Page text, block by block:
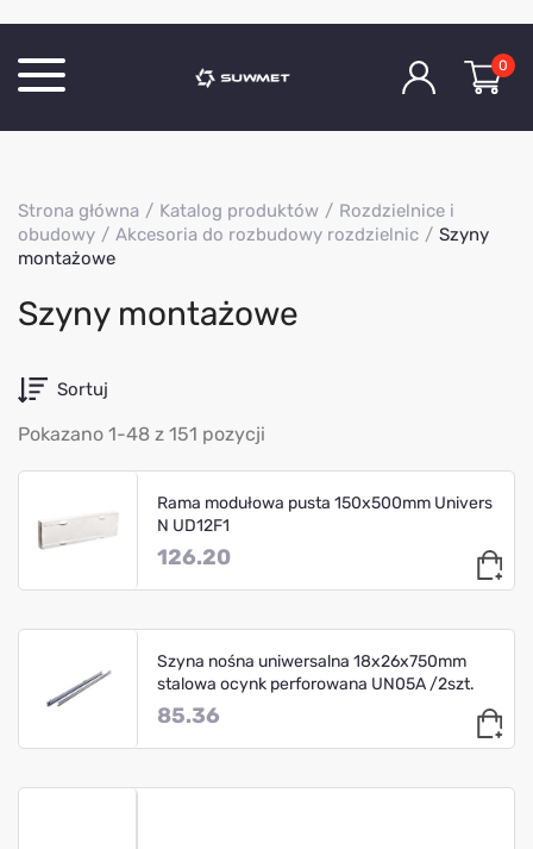
O Firmie
Aktualności
Kontakt
0
Strona główna Katalog produktów
Rozdzielnice i
obudowy
Akcesoria do rozbudowy rozdzielnic
Szyny
montażowe
Szyny montażowe
Sortuj
Pokazano 1-48 z 151 pozycji
Rama modułowa pusta 150x500mm Univers
N UD12F1
126.20
Szyna nośna uniwersalna 18x26x750mm
stalowa ocynk perforowana UN05A /2szt.
85.36